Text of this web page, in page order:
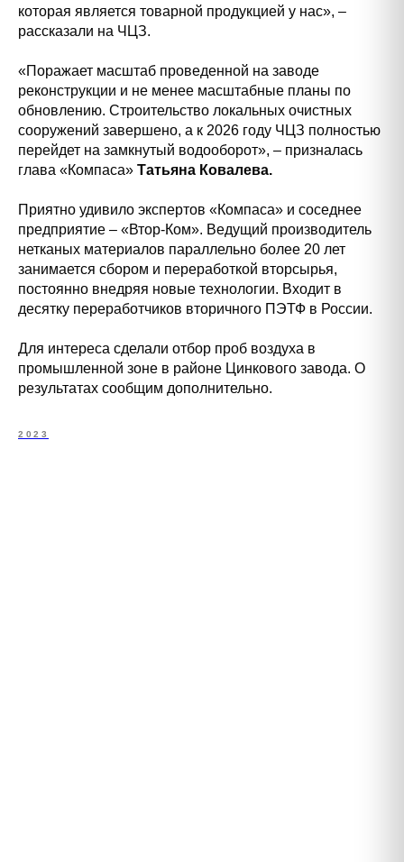
которая является товарной продукцией у нас», –
рассказали на ЧЦЗ.
«Поражает масштаб проведенной на заводе
реконструкции и не менее масштабные планы по
обновлению. Строительство локальных очистных
сооружений завершено, а к 2026 году ЧЦЗ полностью
перейдет на замкнутый водооборот», – призналась
глава «Компаса» Татьяна Ковалева.
Приятно удивило экспертов «Компаса» и соседнее
предприятие – «Втор-Ком». Ведущий производитель
нетканых материалов параллельно более 20 лет
занимается сбором и переработкой вторсырья,
постоянно внедряя новые технологии. Входит в
десятку переработчиков вторичного ПЭТФ в России.
Для интереса сделали отбор проб воздуха в
промышленной зоне в районе Цинкового завода. О
результатах сообщим дополнительно.
2023